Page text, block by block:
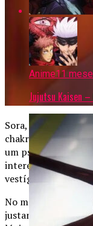
Sora, personagem
chakra da Nove-
um pseudo-
interessou por ele,
vestígio do chakra
No mangá, Obito
justamente porque
Anime11
Jujutsu Kaisen